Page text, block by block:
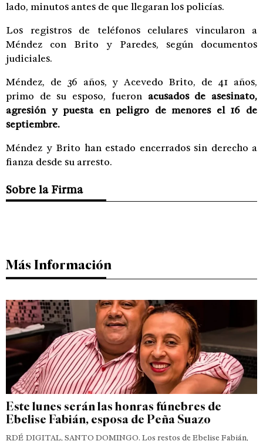
lado, minutos antes de que llegaran los policías.
Los registros de teléfonos celulares vincularon a
Méndez con Brito y Paredes, según documentos
judiciales.
Méndez, de 36 años, y Acevedo Brito, de 41 años,
primo de su esposo, fueron acusados de asesinato,
agresión y puesta en peligro de menores el 16 de
septiembre.
Méndez y Brito han estado encerrados sin derecho a
fianza desde su arresto.
Sobre la Firma
Más Información
Este lunes serán las honras fúnebres de
Ebelise Fabián, esposa de Peña Suazo
RDÉ DIGITAL, SANTO DOMINGO. Los restos de Ebelise Fabián,